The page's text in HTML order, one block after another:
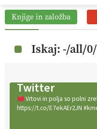
Knjige in založba
Iskaj: -/all/
Twitter
Vrtovi in polja so polni
https://t.co/E7ekAEr2JN